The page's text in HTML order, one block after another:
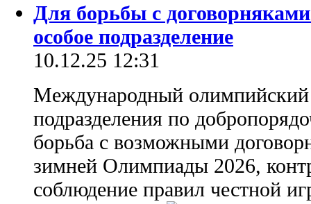
Для борьбы с
особое подразделение
10.12.25 12:31
Международный олимпийский
подразделения по
борьба с возможными
зимней Олимпиады 2026,
соблюдение правил честной